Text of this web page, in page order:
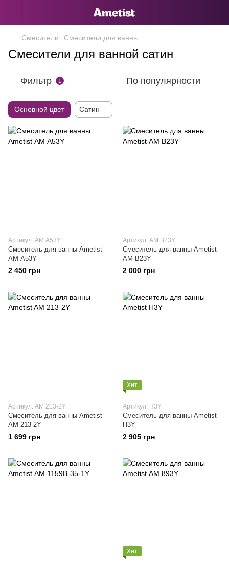
Смесители Смесители для ванны
Смесители для ванной сатин
Фильтр 1 По популярности
Основной цвет Сатин
Артикул: АМ A53Y
Смеситель для ванны Ametist
АМ A53Y
2 450 грн
Артикул: АМ В23Y
Смеситель для ванны Ametist
АМ В23Y
2 000 грн
Артикул: AM 213-2Y
Смеситель для ванны Ametist
AM 213-2Y
1 699 грн
Хит
Артикул: H3Y
Смеситель для ванны Ametist
H3Y
2 905 грн
Хит